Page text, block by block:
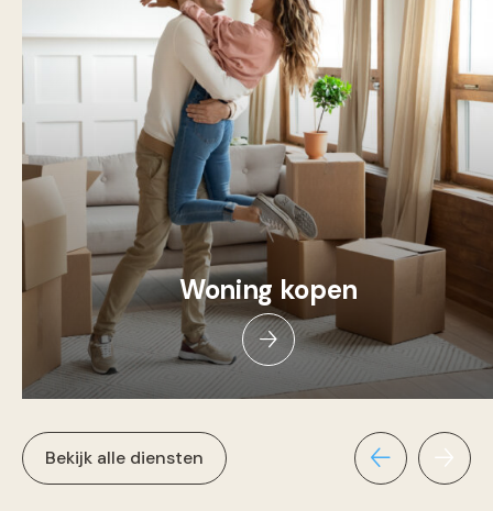
Woning kopen
Bekijk alle diensten